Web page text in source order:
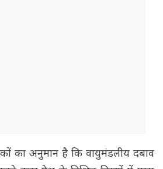
का अनुमान है कि वायुमंडलीय दबाव